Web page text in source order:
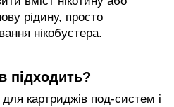
рідину, просто
нікобустера.
підходить?
картриджів под-систем і